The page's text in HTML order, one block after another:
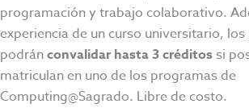
programación y trabajo colaborativo.
experiencia de un curso universitario,
podránconvalidar hasta 3 créditos si
matriculan en uno de los programas de
Computing@Sagrado. Libre de costo.